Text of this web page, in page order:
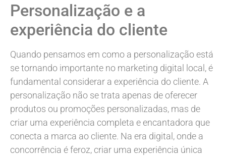
Personalização e a
experiência do cliente
Quando pensamos em como a personalização está
se tornando importante no marketing digital local, é
fundamental considerar a experiência do cliente. A
personalização não se trata apenas de oferecer
produtos ou promoções personalizadas, mas de
criar uma experiência completa e encantadora que
conecta a marca ao cliente. Na era digital, onde a
concorrência é feroz, criar uma experiência única